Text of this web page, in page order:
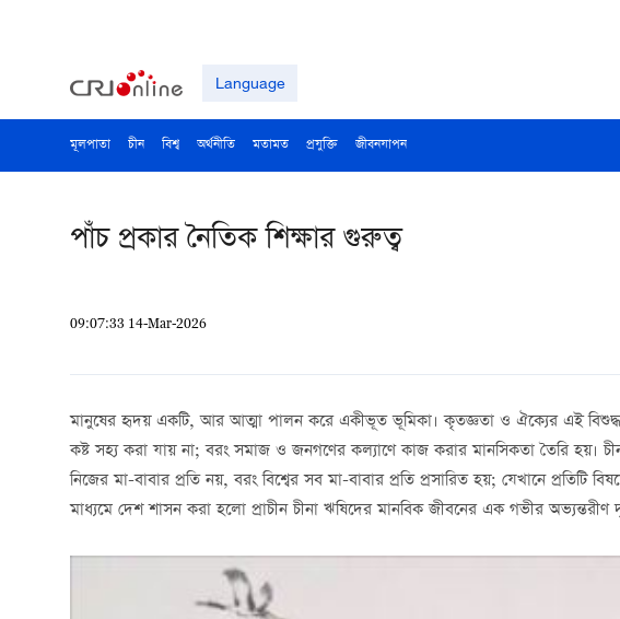
Language
মূলপাতা চীন বিশ্ব অর্থনীতি মতামত প্রযুক্তি জীবনযাপন
পাঁচ প্রকার নৈতিক শিক্ষার গুরুত্ব
09:07:33 14-Mar-2026
মানুষের হৃদয় একটি, আর আত্মা পালন করে একীভূত ভূমিকা। কৃতজ্ঞতা ও ঐক্যের এই
কষ্ট সহ্য করা যায় না; বরং সমাজ ও জনগণের কল্যাণে কাজ করার মানসিকতা তৈরি হয়।
নিজের মা-বাবার প্রতি নয়, বরং বিশ্বের সব মা-বাবার প্রতি প্রসারিত হয়; যেখানে প্রতিটি
মাধ্যমে দেশ শাসন করা হলো প্রাচীন চীনা ঋষিদের মানবিক জীবনের এক গভীর অভ্যন্তরীণ